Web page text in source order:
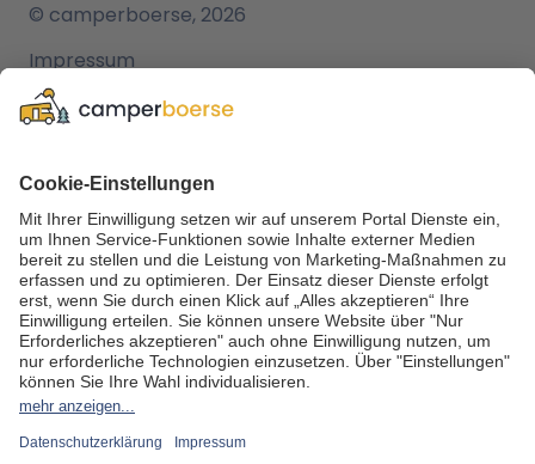
© camperboerse, 2026
Impressum
AGB
Cookie Einstellungen